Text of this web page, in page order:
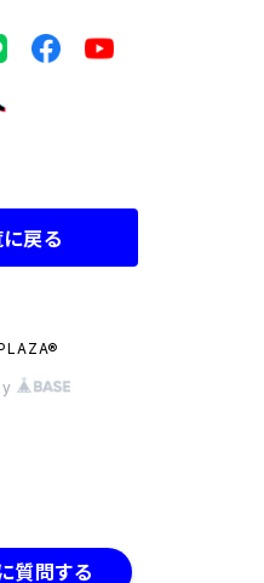
質問する
戻る